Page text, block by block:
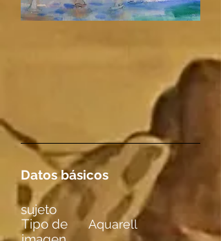
Datos básicos
Tipo de
Aquarell
sujeto